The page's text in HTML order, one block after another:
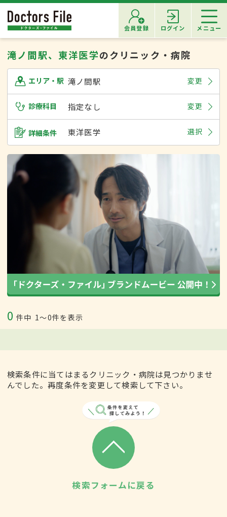
会員登録 ログイン メニュー
滝ノ間駅、東洋医学のクリニック・病院
エリア・駅 滝ノ間駅 変更
診療科目 指定なし 変更
詳細条件 東洋医学 選択
0 件中 1〜0件を表示
検索条件に当てはまるクリニック・病院は見つかりませ
んでした。再度条件を変更して検索して下さい。
検索フォームに戻る